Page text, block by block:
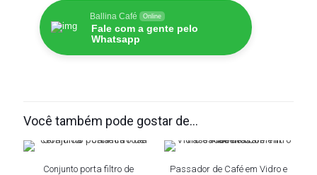
Ballina Café Online
Fale com a gente pelo
Whatsapp
Você também pode gostar de…
Conjunto porta filtro de
Passador de Café em Vidro e